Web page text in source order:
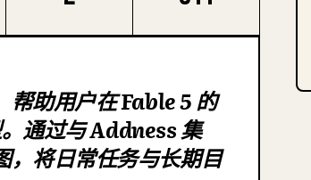
助用户在 Fable 5 的
通过与 Addness 集
，将日常任务与长期目